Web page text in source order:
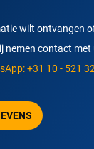
wilt ontvangen
nemen contact
+31 10 - 521